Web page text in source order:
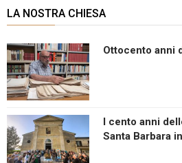
LA NOSTRA CHIESA
Ottocento anni
I cento anni
Santa Barbara